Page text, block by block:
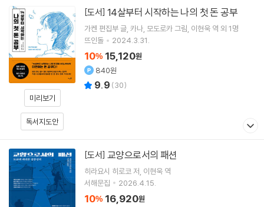
미리보기
독서지도안
[도서] 14살부터 시작하는 나의 첫 돈 공부
가켄 편집부글 카나 모도로카그림 이현욱 역 외 1명
뜨인돌
2024.3.31.
10% 15,120원
840원
9.9 (30)
[도서] 교양으로서의 패션
히라요시 히로코 저 이현욱 역
서해문집
2026.4.15.
10% 16,920원